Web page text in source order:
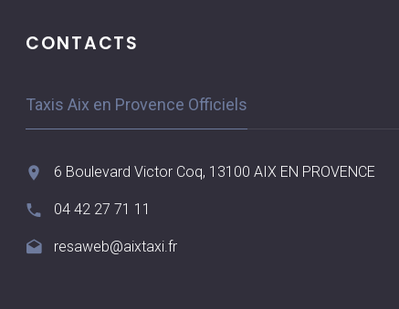
CONTACTS
Taxis Aix en Provence Officiels
6 Boulevard Victor Coq, 13100 AIX EN PROVENCE
04 42 27 71 11
resaweb@aixtaxi.fr